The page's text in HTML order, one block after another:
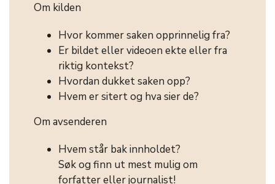
Om kilden
Hvor kommer saken opprinnelig fra?
Er bildet eller videoen ekte eller fra
riktig kontekst?
Hvordan dukket saken opp?
Hvem er sitert og hva sier de?
Om avsenderen
Hvem står bak innholdet?
Søk og finn ut mest mulig om
forfatter eller journalist!